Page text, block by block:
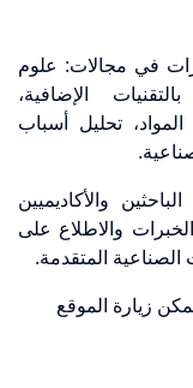
في مجالات: علوم
الإضافية،
المواد، تحليل أسباب
والأكاديميين
والاطلاع على
الصناعية المتقدمة.
زيارة الموقع